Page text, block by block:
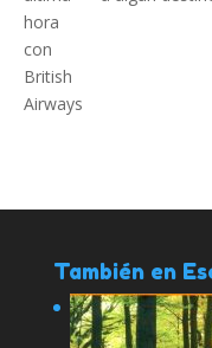
También en